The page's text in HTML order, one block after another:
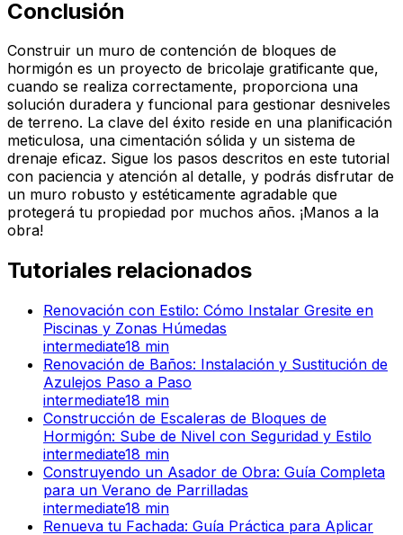
Conclusión
Construir un muro de contención de bloques de
hormigón es un proyecto de bricolaje gratificante que,
cuando se realiza correctamente, proporciona una
solución duradera y funcional para gestionar desniveles
de terreno. La clave del éxito reside en una planificación
meticulosa, una cimentación sólida y un sistema de
drenaje eficaz. Sigue los pasos descritos en este tutorial
con paciencia y atención al detalle, y podrás disfrutar de
un muro robusto y estéticamente agradable que
protegerá tu propiedad por muchos años. ¡Manos a la
obra!
Tutoriales relacionados
Renovación con Estilo: Cómo Instalar Gresite en
Piscinas y Zonas Húmedas
intermediate18 min
Renovación de Baños: Instalación y Sustitución de
Azulejos Paso a Paso
intermediate18 min
Construcción de Escaleras de Bloques de
Hormigón: Sube de Nivel con Seguridad y Estilo
intermediate18 min
Construyendo un Asador de Obra: Guía Completa
para un Verano de Parrilladas
intermediate18 min
Renueva tu Fachada: Guía Práctica para Aplicar